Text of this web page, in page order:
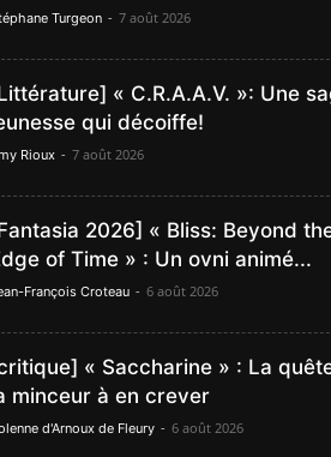
Turgeon - 7 août 2026
« C.R.A.A.V. »: Une
qui décoiffe!
Rioux - 7 août 2026
2026] « Bliss: Beyond
of Time » : Un ovni animé...
François Croteau - 6 août 2026
« Saccharine » : La
minceur à en crever
d'Arnoux de Fleury - 6 août 2026